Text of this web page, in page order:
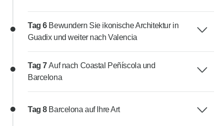
Tag 6 Bewundern Sie ikonische Architektur in
Guadix und weiter nach Valencia
Tag 7Auf nach Coastal Peñíscola und
Barcelona
Tag 8 Barcelona auf Ihre Art